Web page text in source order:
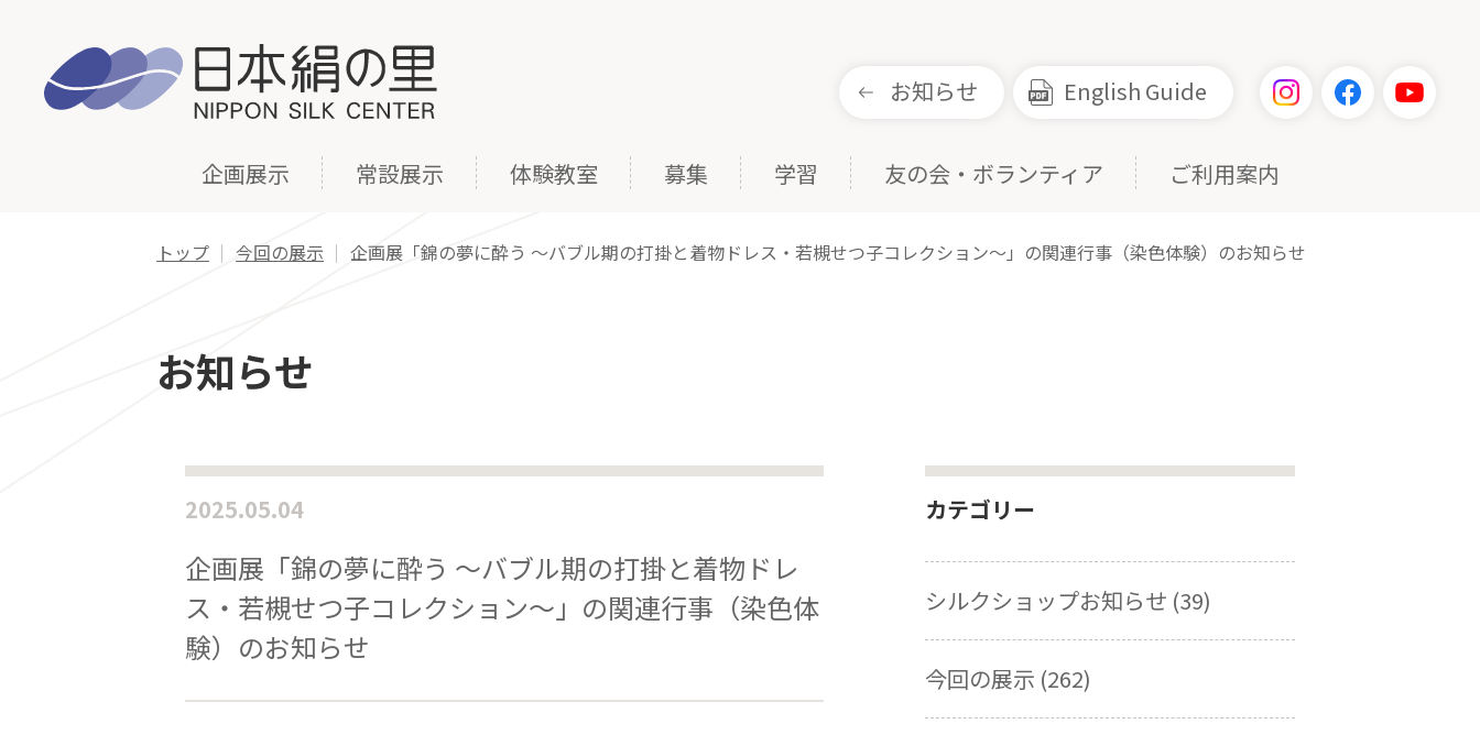
お知らせ English Guide
企画展示 常設展示 体験教室 募集 学習 友の会・ボランティア ご利用案内
トップ 今回の展示 企画展「錦の夢に酔う ～バブル期の打掛と着物ドレス・若槻せつ子コレクション～」の関連行事（染色体験）のお知らせ
お知らせ
2025.05.04
企画展「錦の夢に酔う ～バブル期の打掛と着物ドレ
ス・若槻せつ子コレクション～」の関連行事（染色体
験）のお知らせ
カテゴリー
シルクショップお知らせ (39)
今回の展示 (262)